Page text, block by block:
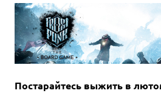
Постарайтесь выжить в